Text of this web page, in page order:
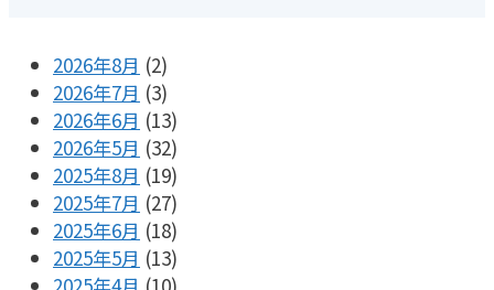
2026年8月 (2)
2026年7月 (3)
2026年6月 (13)
2026年5月 (32)
2025年8月 (19)
2025年7月 (27)
2025年6月 (18)
2025年5月 (13)